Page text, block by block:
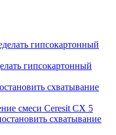
гипсокартонный
гипсокартонный
схватывание
смеси Ceresit СХ 5
схватывание